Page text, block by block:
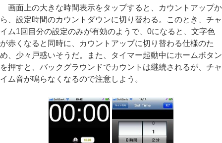
画面上の大きな時間表示をタップすると、カウントアップか
ら、設定時間のカウントダウンに切り替わる。このとき、チャ
イム1回目分の設定のみが有効のようで、0になると、文字色
が赤くなると同時に、カウントアップに切り替わる仕様のた
め、少々戸惑いそうだ。また、タイマー起動中にホームボタン
を押すと、バックグラウンドでカウントは継続されるが、チャ
イム音が鳴らなくなるので注意しよう。